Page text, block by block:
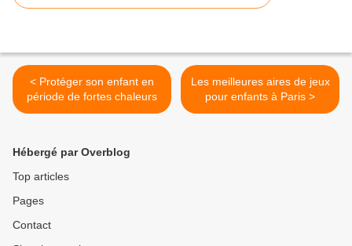
< Protéger son enfant en
période de fortes chaleurs
Les meilleures aires de jeux
pour enfants à Paris >
Hébergé par Overblog
Top articles
Pages
Contact